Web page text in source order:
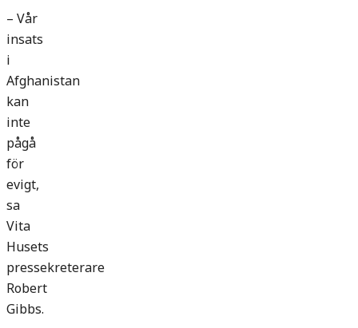
– Vår
insats
i
Afghanistan
kan
inte
pågå
för
evigt,
sa
Vita
Husets
pressekreterare
Robert
Gibbs.